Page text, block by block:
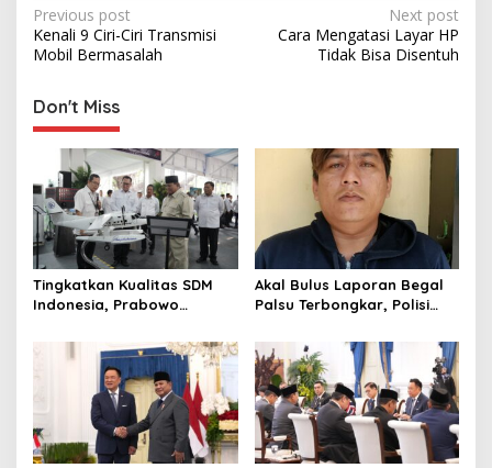
P
o
t
n
a
v
i
g
a
o
n
Previous post
Kenali 9 Ciri-Ciri Transmisi
Mobil ‎Bermasalah
Next post
Cara Mengatasi Layar HP
Tidak ‎Bisa Disentuh
Don't Miss
Tingkatkan Kualitas SDM
Indonesia, Prabowo
hingga Undang Universitas
Terbaik Dunia
Akal Bulus Laporan Begal
Palsu Terbongkar, Polisi
Perusahaan untuk Crypto